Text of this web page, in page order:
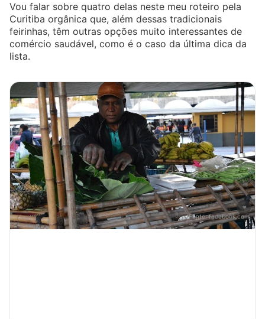
Vou falar sobre quatro delas neste meu roteiro pela
Curitiba orgânica que, além dessas tradicionais
feirinhas, têm outras opções muito interessantes de
comércio saudável, como é o caso da última dica da
lista.
Fonte:facebook.com